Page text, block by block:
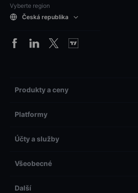
Vyberte region
Česká republika
Produkty a ceny
Platformy
Účty a služby
Všeobecné
Další